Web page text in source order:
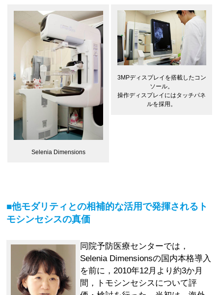
Selenia Dimensions
3MPディスプレイを搭載したコン
ソール。
操作ディスプレイにはタッチパネ
ルを採用。
■他モダリティとの相補的な活用で発揮されるト
モシンセシスの真価
同院予防医療センターでは，
Selenia Dimensionsの国内本格導入
を前に，2010年12月より約3か月
間，トモシンセシスについて評